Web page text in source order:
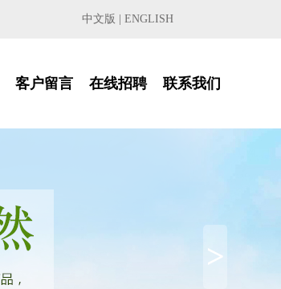
中文版 ENGLISH
客户留言 在线招聘 联系我们
>